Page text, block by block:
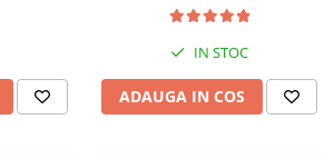
IN STOC
ADAUGA IN COS